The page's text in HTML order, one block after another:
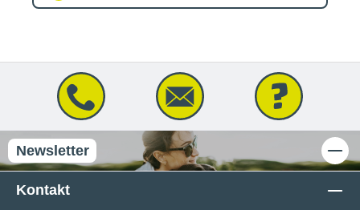
Newsletter
Kontakt